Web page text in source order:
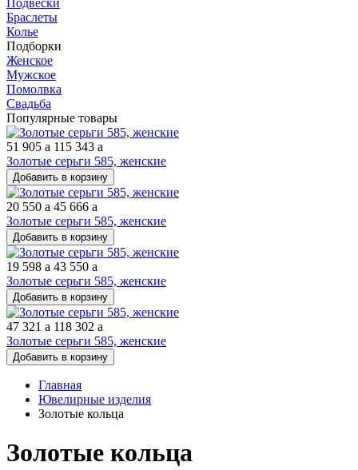
Подвески
Браслеты
Колье
Подборки
Женское
Мужское
Помолвка
Свадьба
Популярные товары
51 905 a 115 343 a
Золотые серьги 585, женские
Добавить в корзину
20 550 a 45 666 a
Золотые серьги 585, женские
Добавить в корзину
19 598 a 43 550 a
Золотые серьги 585, женские
Добавить в корзину
47 321 a 118 302 a
Золотые серьги 585, женские
Добавить в корзину
Главная
Ювелирные изделия
Золотые кольца
Золотые кольца